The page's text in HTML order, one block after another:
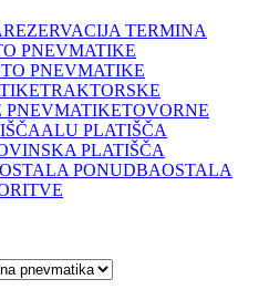
REZERVACIJA TERMINA
PNEVMATIKE
PNEVMATIKE
TRAKTORSKE
TOVORNE
ALU PLATIŠČA
PLATIŠČA
OSTALA